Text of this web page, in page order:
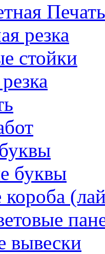
Печать
резка
стойки
буквы
короба
вывески